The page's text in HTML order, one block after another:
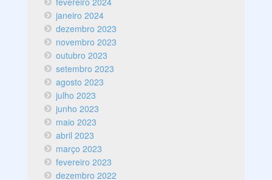
janeiro 2024
dezembro 2023
novembro 2023
outubro 2023
setembro 2023
agosto 2023
julho 2023
junho 2023
maio 2023
abril 2023
março 2023
fevereiro 2023
dezembro 2022